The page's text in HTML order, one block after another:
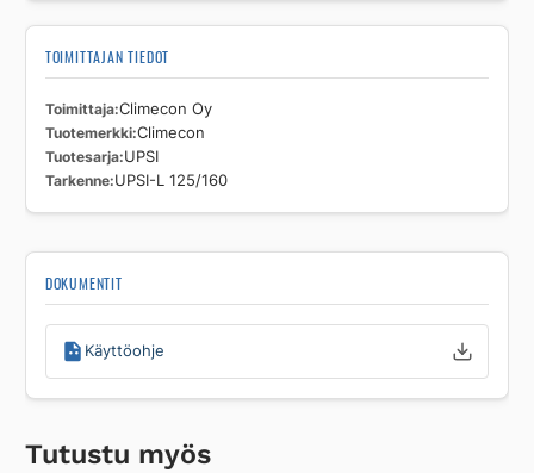
TOIMITTAJAN TIEDOT
Toimittaja Climecon Oy
Tuotemerkki Climecon
Tuotesarja UPSI
Tarkenne UPSI-L 125/160
DOKUMENTIT
Käyttöohje
Tutustu myös